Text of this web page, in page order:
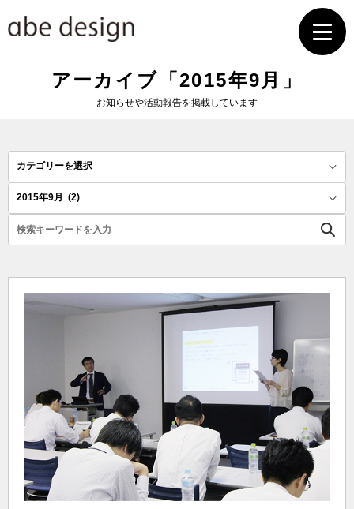
TOP
特徴
会社概要
アーカイブ「2015年9月」
お知らせや活動報告を掲載しています